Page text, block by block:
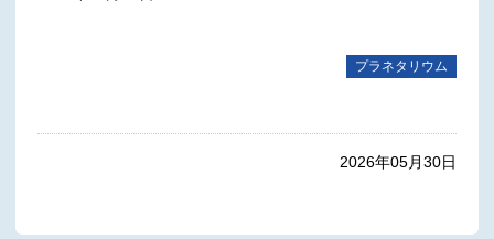
プラネタリウム
2026年05月30日